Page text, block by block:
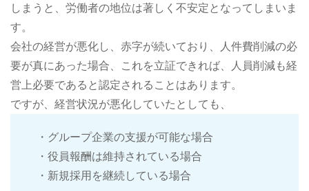
しまうと、労働者の地位は著しく不安定となってしまいま
す。
会社の経営が悪化し、赤字が続いており、人件費削減の必
要が真にあった場合、これを立証できれば、人員削減も経
営上必要であると認定されることはあります。
ですが、経営状況が悪化していたとしても、
・グループ企業の支援が可能な場合
・役員報酬は維持されている場合
・新規採用を継続している場合